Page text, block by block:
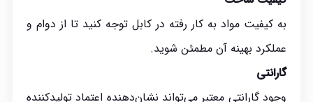
به کیفیت مواد به کار رفته در کابل توجه کنید تا از دوام و
عملکرد بهینه آن مطمئن شوید.
گارانتی
وجود گارانتی معتبر می‌تواند نشان‌دهنده اعتماد تولیدکننده